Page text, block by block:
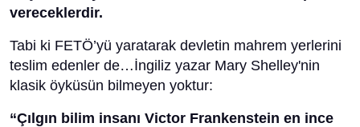
vereceklerdir.
Tabi ki FETÖ’yü yaratarak devletin mahrem yerlerini
teslim edenler de…İngiliz yazar Mary Shelley'nin
klasik öyküsün bilmeyen yoktur:
“Çılgın bilim insanı Victor Frankenstein en ince